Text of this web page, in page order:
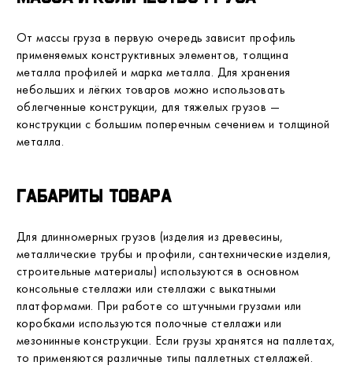
От массы груза в первую очередь зависит профиль
применяемых конструктивных элементов, толщина
металла профилей и марка металла. Для хранения
небольших и лёгких товаров можно использовать
облегченные конструкции, для тяжелых грузов —
конструкции с большим поперечным сечением и толщиной
металла.
Габариты товара
Для длинномерных грузов (изделия из древесины,
металлические трубы и профили, сантехнические изделия,
строительные материалы) используются в основном
консольные стеллажи или стеллажи с выкатными
платформами. При работе со штучными грузами или
коробками используются полочные стеллажи или
мезонинные конструкции. Если грузы хранятся на паллетах,
то применяются различные типы паллетных стеллажей.